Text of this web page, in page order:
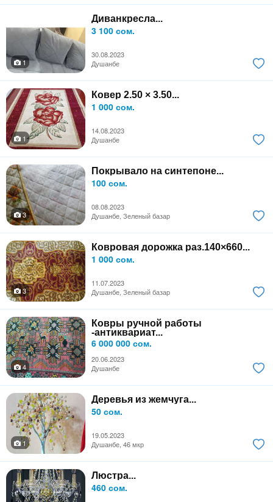
Диванкресла...
3 100 сом.
30.08.2023
1
Душанбе
Ковер 2.50 × 3.50...
1 000 сом.
14.08.2023
1
Душанбе
Покрывало на синтепоне...
100 сом.
08.08.2023
3
Душанбе, Зеленый базар
Ковровая дорожка раз.140×660...
1 000 сом.
11.07.2023
3
Душанбе, Зеленый базар
Ковры ручной работы
-антиквариат...
6 000 000 сом.
20.06.2023
4
Душанбе
Деревья из жемчуга...
50 сом.
19.05.2023
1
Душанбе, 46 мкр
Люстра...
460 сом.